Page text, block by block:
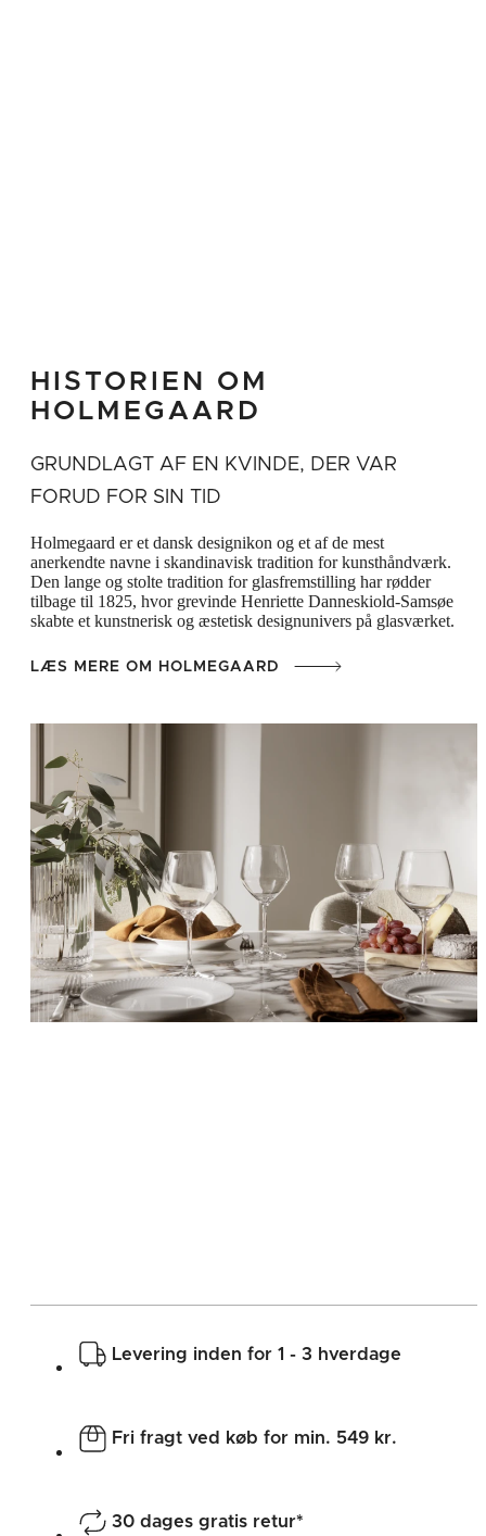
HISTORIEN OM
HOLMEGAARD
GRUNDLAGT AF EN KVINDE, DER VAR
FORUD FOR SIN TID
Holmegaard er et dansk designikon og et af de mest
anerkendte navne i skandinavisk tradition for kunsthåndværk.
Den lange og stolte tradition for glasfremstilling har rødder
tilbage til 1825, hvor grevinde Henriette Danneskiold-Samsøe
skabte et kunstnerisk og æstetisk designunivers på glasværket.
LÆS MERE OM HOLMEGAARD
Levering inden for 1 - 3 hverdage
Fri fragt ved køb for min. 549 kr.
30 dages gratis retur*